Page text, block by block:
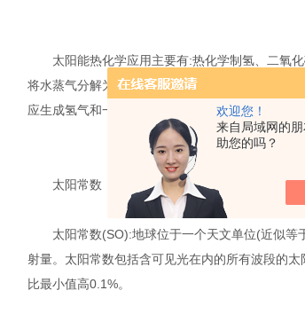
欢迎您！
来自局域网的
助您的吗？
太阳能热化学应用主要有:热化学制氢、二氧化
将水蒸气分解为氢气和氧气，反应温度一般在
应生成氢气和一氧化碳，反应所需最高温度为
太阳常数
太阳常数(SO):地球位于一个天文单位(近似等
射量。太阳常数包括含可见光在内的所有波段的
比最小值高0.1%。